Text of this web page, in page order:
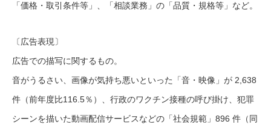
「価格・取引条件等」、「相談業務」の「品質・規格等」など。
〔広告表現〕
広告での描写に関するもの。
音がうるさい、画像が気持ち悪いといった「音・映像」が 2,638
件（前年度比116.5％）、行政のワクチン接種の呼び掛け、犯罪
シーンを描いた動画配信サービスなどの「社会規範」896 件（同